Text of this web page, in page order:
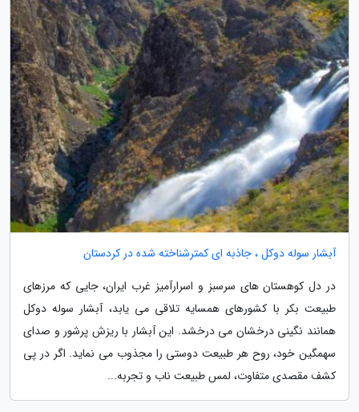
آبشار سوله دوکل ، جاذبه ای کمترشناخته شده در کردستان
در دل کوهستان های سرسبز و اسرارآمیز غرب ایران، جایی که مرزهای
طبیعت بکر با کشورهای همسایه تلاقی می یابد، آبشار سوله دوکل
همانند نگینی درخشان می درخشد. این آبشار با ریزش پرشور و صدای
سهمگین خود، روح هر طبیعت دوستی را مجذوب می نماید. اگر در پی
کشف مقصدی متفاوت، لمس طبیعت ناب و تجربه...